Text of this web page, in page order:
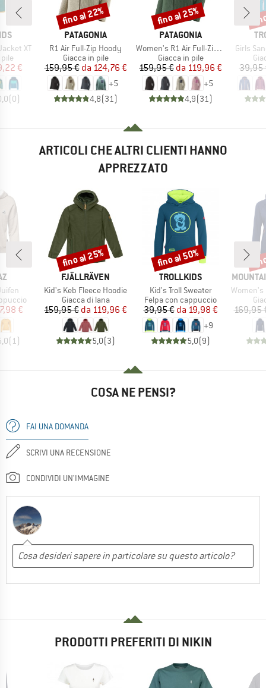
XT
ridotto
€
(0)
MARCHIO
PATAGONIA
Articolo
R1 Air Full-Zip Hoody
Gruppo di prodotti
Giacca in pile
Prezzo
159,95 € Prezzo ridotto
da 124,76 €
+5
4,8(31 )
Sconto
fino al 22%
MARCHIO
PATAGONIA
Articolo
Women's R1 Air Full-Zip Hoody
Gruppo di prodotti
Giacca in pile
Prezzo
159,95 € Prezzo ridotto
da 119,96 €
+5
4,9(31 )
Sconto
fino al 25%
Articolo
Girls
39,95
ARTICOLI CHE ALTRI CLIENTI HANNO
APPREZZATO
ridotto
€
(1)
MARCHIO
FJÄLLRÄVEN
Articolo
Kid's Keb Fleece Hoodie
Gruppo di prodotti
Giacca di lana
Prezzo
159,95 € Prezzo ridotto
da 119,96 €
5,0(3)
Sconto
fino al 25%
MARCHIO
TROLLKIDS
Articolo
Kid's Troll Sweater
Gruppo di prodotti
Felpa con cappuccio
Prezzo
39,95 € Prezzo ridotto
da 19,98 €
+9
5,0(9)
Sconto
fino al 50%
MARCHIO
Articolo
Women's
169,95
COSA NE PENSI?
FAI UNA DOMANDA
SCRIVI UNA RECENSIONE
CONDIVIDI UN'IMMAGINE
PRODOTTI PREFERITI DI NIKIN